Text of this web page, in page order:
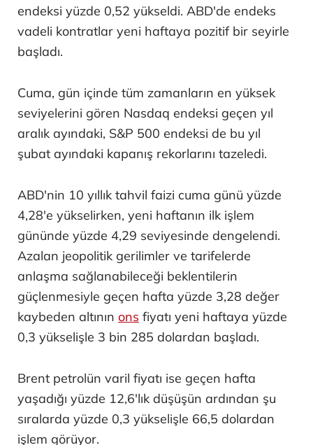
endeksi yüzde 0,52 yükseldi. ABD'de endeks
vadeli kontratlar yeni haftaya pozitif bir seyirle
başladı.
Cuma, gün içinde tüm zamanların en yüksek
seviyelerini gören Nasdaq endeksi geçen yıl
aralık ayındaki, S&P 500 endeksi de bu yıl
şubat ayındaki kapanış rekorlarını tazeledi.
ABD'nin 10 yıllık tahvil faizi cuma günü yüzde
4,28'e yükselirken, yeni haftanın ilk işlem
gününde yüzde 4,29 seviyesinde dengelendi.
Azalan jeopolitik gerilimler ve tarifelerde
anlaşma sağlanabileceği beklentilerin
güçlenmesiyle geçen hafta yüzde 3,28 değer
kaybeden altının ons fiyatı yeni haftaya yüzde
0,3 yükselişle 3 bin 285 dolardan başladı.
Brent petrolün varil fiyatı ise geçen hafta
yaşadığı yüzde 12,6'lık düşüşün ardından şu
sıralarda yüzde 0,3 yükselişle 66,5 dolardan
işlem görüyor.